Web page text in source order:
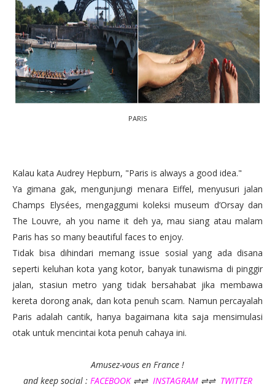
PARIS
Kalau kata Audrey Hepburn, "Paris is always a good idea."
Ya gimana gak, mengunjungi menara Eiffel, menyusuri jalan
Champs Elysées, mengaggumi koleksi museum d’Orsay dan
The Louvre, ah you name it deh ya, mau siang atau malam
Paris has so many beautiful faces to enjoy.
Tidak bisa dihindari memang issue sosial yang ada disana
seperti keluhan kota yang kotor, banyak tunawisma di pinggir
jalan, stasiun metro yang tidak bersahabat jika membawa
kereta dorong anak, dan kota penuh scam. Namun percayalah
Paris adalah cantik, hanya bagaimana kita saja mensimulasi
otak untuk mencintai kota penuh cahaya ini.
Amusez-vous en France !
and keep social : FACEBOOK⇌⇌ INSTAGRAM ⇌⇌ TWITTER